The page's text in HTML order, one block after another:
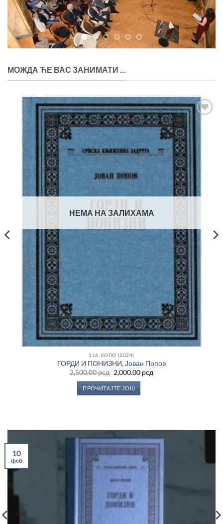
МОЖДА ЋЕ ВАС ЗАНИМАТИ ...
НЕМА НА ЗАЛИХАМА
116. КОЛО (2024)
ГОРДИ И ПОНИЗНИ, Јован Попов
2,500.00рсд Оригинална
цена
је
била:
2,500.00 рсд.
2,000.00 рсдТренутна
цена
ПРОЧИТАЈТЕ ЈОШ
10
феб